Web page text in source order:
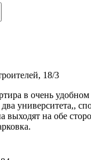
18/3
в очень
университета,,
выходят на обе